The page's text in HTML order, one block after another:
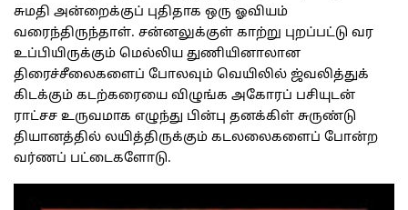
சுமதி அன்றைக்குப் புதிதாக ஒரு ஓவியம்
வரைந்திருந்தாள். சன்னலுக்குள் காற்று புறப்பட்டு வர
உப்பியிருக்கும் மெல்லிய துணியினாலான
திரைச்சீலைகளைப் போலவும் வெயிலில் ஜ்வலித்துக்
கிடக்கும் கடற்கரையை விழுங்க அகோரப் பசியுடன்
ராட்சச உருவமாக எழுந்து பின்பு தனக்கிள் சுருண்டு
தியானத்தில் லயித்திருக்கும் கடலலைகளைப் போன்ற
வர்ணப் பட்டைகளோடு.